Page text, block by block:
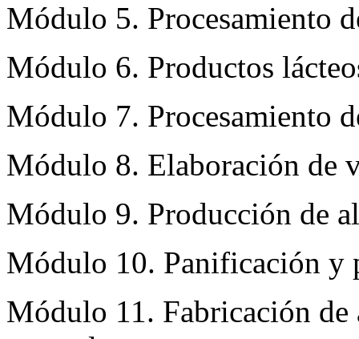
Módulo 5. Procesamiento
Módulo 6. Productos
Módulo 7. Procesamiento
Módulo 8. Elaboración de
Módulo 9. Producción de
Módulo 10. Panificación y
Módulo 11. Fabricación